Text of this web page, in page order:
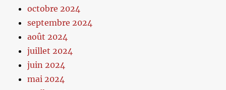
octobre 2024
septembre 2024
août 2024
juillet 2024
juin 2024
mai 2024